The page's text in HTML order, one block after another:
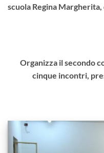
scuola Regina
Organizza il secondo
cinque incontri,